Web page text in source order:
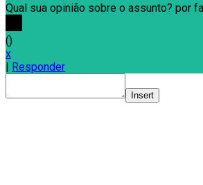
Qual sua opinião sobre o assunto? por
()
x
| Responder
Insert